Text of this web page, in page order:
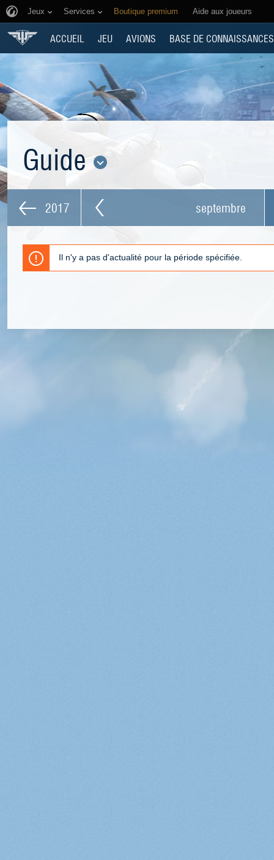
Jeux Services Boutique premium Aide aux joueurs
ACCUEIL JEU AVIONS BASE DE CONNAISSANCES
Guide
2017 septembre
Il n'y a pas d'actualité pour la période spécifiée.